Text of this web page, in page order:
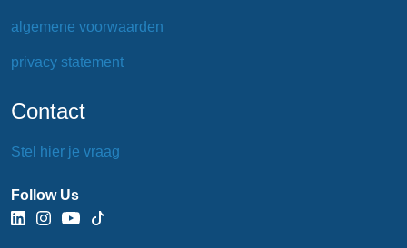
algemene voorwaarden
privacy statement
Contact
Stel hier je vraag
Follow Us